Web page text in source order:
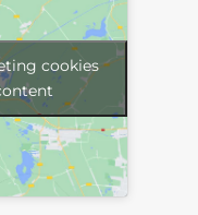
cookies